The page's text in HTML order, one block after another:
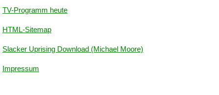
TV-Programm heute
HTML-Sitemap
Slacker Uprising Download (Michael Moore)
Impressum